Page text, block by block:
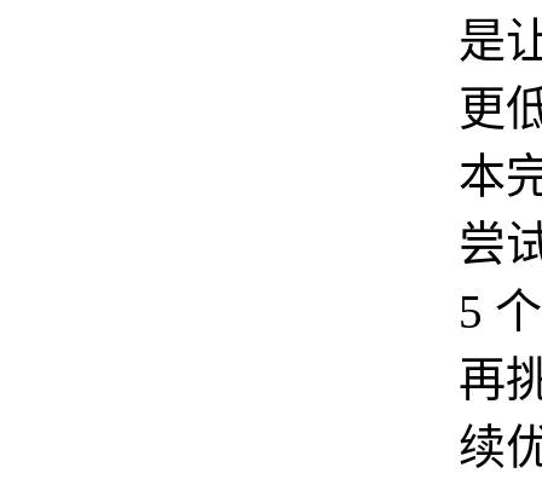
是
更
本
尝
5
再
续